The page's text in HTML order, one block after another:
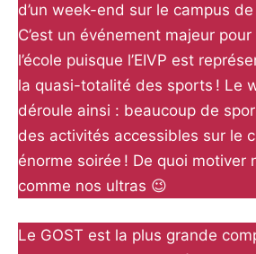
d’un week-end sur le campus
C’est un événement majeur
l’école puisque l’EIVP est
la quasi-totalité des sports ! Le
déroule ainsi : beaucoup de
des activités accessibles sur le
énorme soirée ! De quoi motiver
comme nos ultras 😉
Le GOST est la plus grande